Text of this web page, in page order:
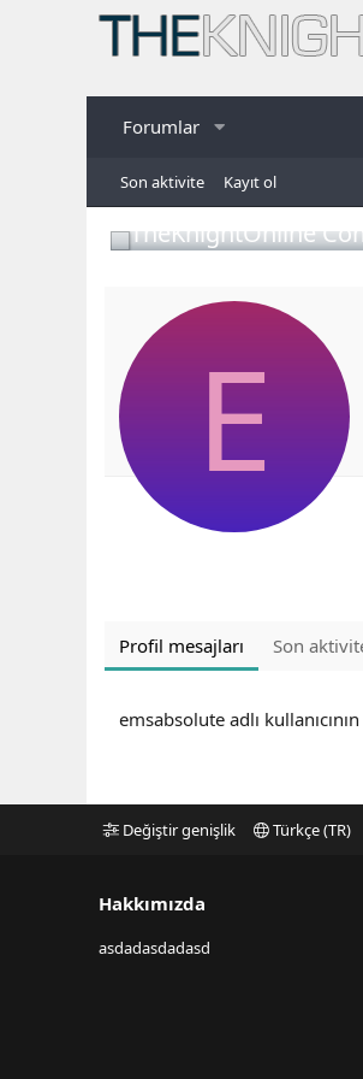
Forumlar
Son aktivite Kayıt ol
TheKnightOnline
E
Profil mesajları Son
emsabsolute adlı
Değiştir genişlik Türkçe (TR)
Hakkımızda
asdadasdadasd